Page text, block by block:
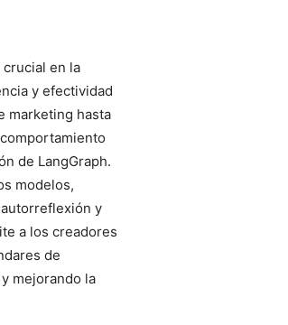
en la
y efectividad
marketing hasta
de LangGraph.
modelos,
y
a los creadores
de
mejorando la